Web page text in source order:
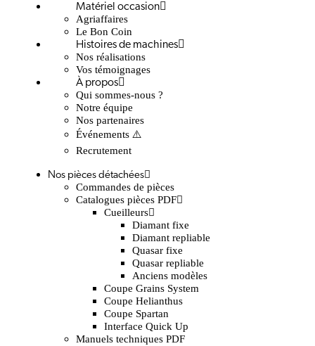
Matériel occasion
Agriaffaires
Le Bon Coin
Histoires de machines
Nos réalisations
Vos témoignages
À propos
Qui sommes-nous ?
Notre équipe
Nos partenaires
Événements ⚠️
Recrutement
Nos pièces détachées
Commandes de pièces
Catalogues pièces PDF
Cueilleurs
Diamant fixe
Diamant repliable
Quasar fixe
Quasar repliable
Anciens modèles
Coupe Grains System
Coupe Helianthus
Coupe Spartan
Interface Quick Up
Manuels techniques PDF